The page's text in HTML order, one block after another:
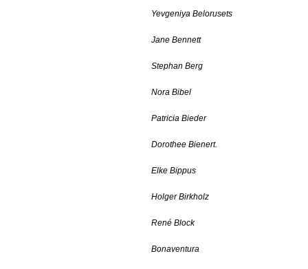
Yevgeniya Belorusets
Jane Bennett
Stephan Berg
Nora Bibel
Patricia Bieder
Dorothee Bienert.
Elke Bippus
Holger Birkholz
René Block
Bonaventura